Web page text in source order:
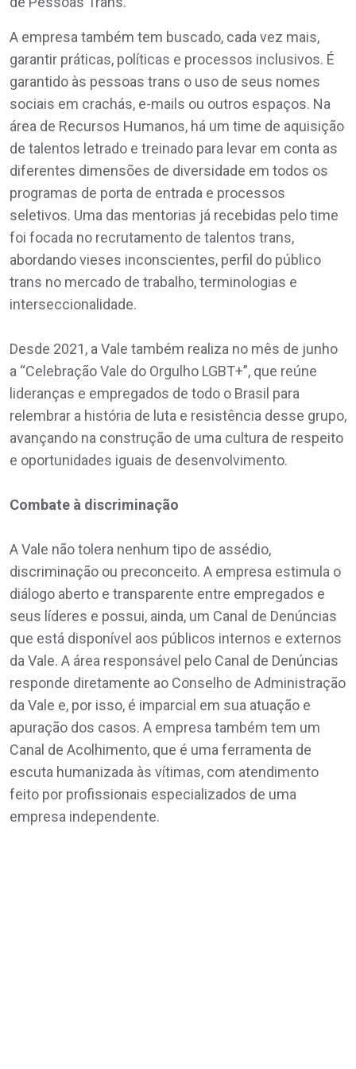
A empresa também tem buscado, cada vez mais,
garantir práticas, políticas e processos inclusivos. É
garantido às pessoas trans o uso de seus nomes
sociais em crachás, e-mails ou outros espaços. Na
área de Recursos Humanos, há um time de aquisição
de talentos letrado e treinado para levar em conta as
diferentes dimensões de diversidade em todos os
programas de porta de entrada e processos
seletivos. Uma das mentorias já recebidas pelo time
foi focada no recrutamento de talentos trans,
abordando vieses inconscientes, perfil do público
trans no mercado de trabalho, terminologias e
interseccionalidade.
Desde 2021, a Vale também realiza no mês de junho
a “Celebração Vale do Orgulho LGBT+”, que reúne
lideranças e empregados de todo o Brasil para
relembrar a história de luta e resistência desse grupo,
avançando na construção de uma cultura de respeito
e oportunidades iguais de desenvolvimento.
Combate à discriminação
A Vale não tolera nenhum tipo de assédio,
discriminação ou preconceito. A empresa estimula o
diálogo aberto e transparente entre empregados e
seus líderes e possui, ainda, um Canal de Denúncias
que está disponível aos públicos internos e externos
da Vale. A área responsável pelo Canal de Denúncias
responde diretamente ao Conselho de Administração
da Vale e, por isso, é imparcial em sua atuação e
apuração dos casos. A empresa também tem um
Canal de Acolhimento, que é uma ferramenta de
escuta humanizada às vítimas, com atendimento
feito por profissionais especializados de uma
empresa independente.